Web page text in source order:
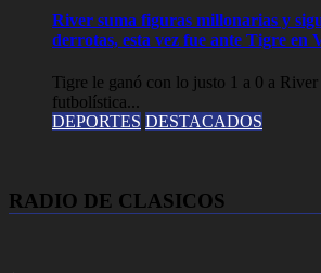
River suma figuras millonarias y
derrotas, esta vez fue ante Tigre en
Tigre le ganó con lo justo 1 a 0 a
futbolística...
DEPORTES DESTACADOS
RADIO DE CLASICOS